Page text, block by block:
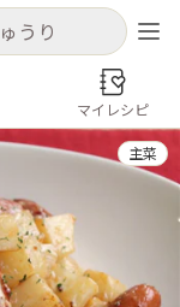
キャンセル
す
キャンセル
テンツ
もろこし
マイレシピ
主菜